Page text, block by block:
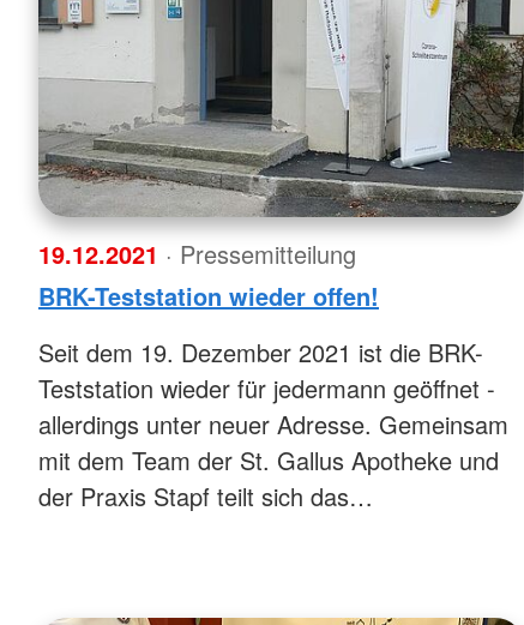
19.12.2021 · Pressemitteilung
BRK-Teststation wieder offen!
Seit dem 19. Dezember 2021 ist die BRK-
Teststation wieder für jedermann geöffnet -
allerdings unter neuer Adresse. Gemeinsam
mit dem Team der St. Gallus Apotheke und
der Praxis Stapf teilt sich das…